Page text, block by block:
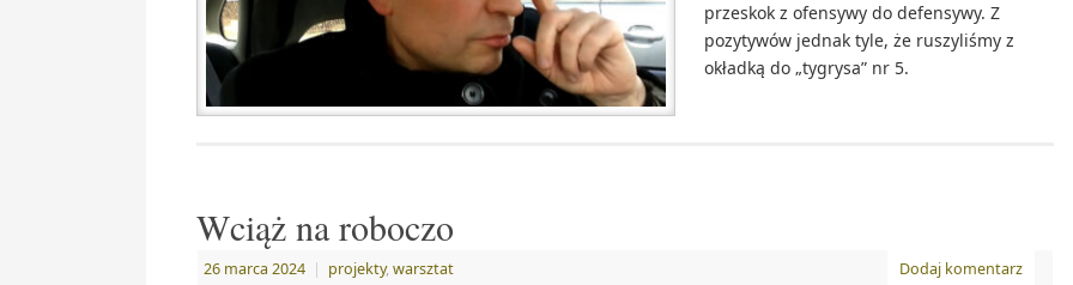
przeskok z ofensywy do defensywy. Z
pozytywów jednak tyle, że ruszyliśmy z
okładką do „tygrysa” nr 5.
Wciąż na roboczo
26 marca 2024 | projekty, warsztat Dodaj komentarz